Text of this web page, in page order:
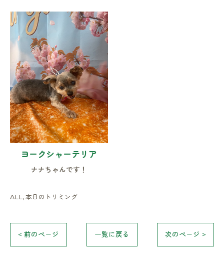
ヨークシャーテリア
ナナちゃんです！
ALL 本日のトリミング
< 前のページ 一覧に戻る 次のページ >
お気軽にお問い合わせください